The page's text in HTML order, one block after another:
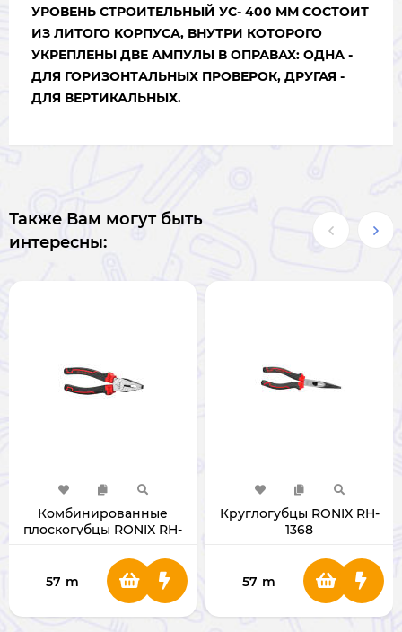
УРОВЕНЬ СТРОИТЕЛЬНЫЙ УС- 400 ММ СОСТОИТ
ИЗ ЛИТОГО КОРПУСА, ВНУТРИ КОТОРОГО
УКРЕПЛЕНЫ ДВЕ АМПУЛЫ В ОПРАВАХ: ОДНА -
ДЛЯ ГОРИЗОНТАЛЬНЫХ ПРОВЕРОК, ДРУГАЯ -
ДЛЯ ВЕРТИКАЛЬНЫХ.
Также Вам могут быть
интересны:
Комбинированные
плоскогубцы RONIX RH-
57 m
Круглогубцы RONIX RH-
1368
57 m